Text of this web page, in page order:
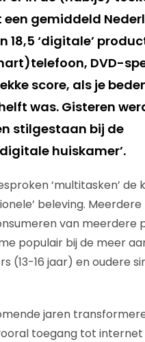
een gemiddeld
‘digitale’
DVD-
score, als je
was. Gisteren
stilgestaan bij de
huiskamer’.
‘multitasken’ de
beleving.
van meerdere
populair bij de meer
(13-16 jaar) en oudere
jaren
toegang tot internet